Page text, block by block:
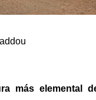
más elemental